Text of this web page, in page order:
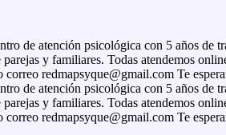
de atención psicológica con 5 años de
y familiares. Todas atendemos
correo redmapsyque@gmail.com Te
de atención psicológica con 5 años de
y familiares. Todas atendemos
correo redmapsyque@gmail.com Te